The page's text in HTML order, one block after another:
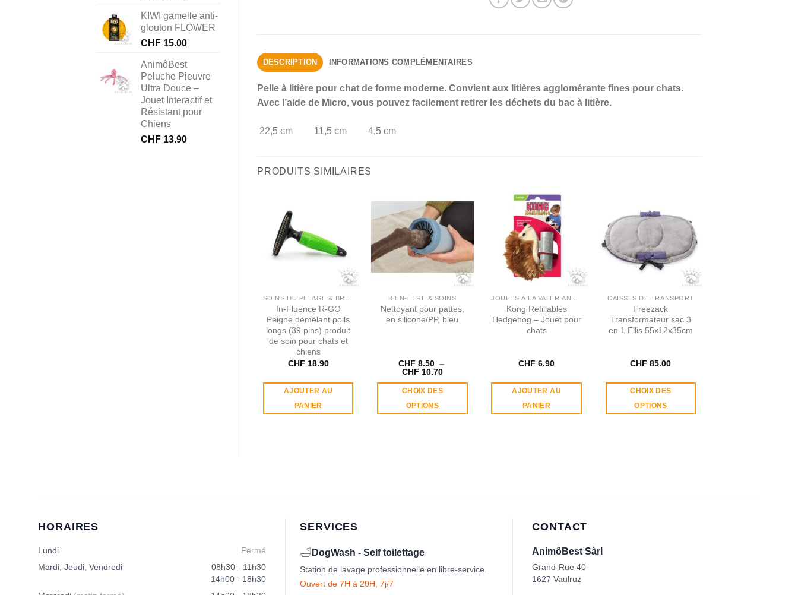
KIWI gamelle anti-
glouton FLOWER
CHF 15.00
AnimôBest
Peluche Pieuvre
Ultra Douce –
Jouet Interactif et
Résistant pour
Chiens
CHF 13.90
DESCRIPTION INFORMATIONS COMPLÉMENTAIRES
Pelle à litière pour chat de forme moderne. Convient aux litières agglomérante fines pour chats.
Avec l’aide de Micro, vous pouvez facilement retirer les déchets du bac à litière.
22,5 cm 11,5cm 4,5cm
PRODUITS SIMILAIRES
SOINS DU PELAGE & BROSSES
In​-​Fluence R​-​GO
Peigne démêlant poils
longs (39 pins) produit
de soin pour chats et
chiens
CHF 18.90
AJOUTER AU
PANIER
BIEN-ÊTRE & SOINS
Nettoyant pour pattes,
en silicone/PP, bleu
CHF 8.50 –
CHF 10.70Plage
prix :
CHF 8.50
CHF 10.70
CHOIX DES
OPTIONS
la
page
JOUETS À LA VALÉRIANE/CATAIRE
Kong Refillables
Hedgehog – Jouet pour
chats
CHF 6.90
AJOUTER AU
PANIER
CAISSES DE TRANSPORT
Freezack
Transformateur sac 3
en 1 Ellis 55x12x35cm
CHF 85.00
CHOIX DES
OPTIONS
HORAIRES
Lundi
Fermé
Mardi, Jeudi, Vendredi
08h30 - 11h30
14h00 - 18h30
SERVICES
🛁 DogWash - Self toilettage
Station de lavage professionnelle en libre-service.
Ouvert de 7H à 20H, 7j/7
CONTACT
AnimôBest Sàrl
Grand-Rue 40
1627 Vaulruz